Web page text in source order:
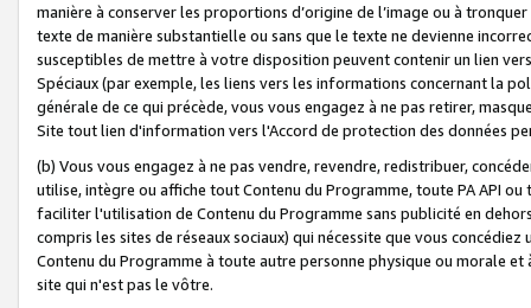
manière à conserver les proportions d’origine de l’image ou à
texte de manière substantielle ou sans que le texte ne devienne
susceptibles de mettre à votre disposition peuvent contenir un lien
Spéciaux (par exemple, les liens vers les informations concernant la
générale de ce qui précède, vous vous engagez à ne pas retirer,
Site tout lien d'information vers l'Accord de protection des données
(b) Vous vous engagez à ne pas vendre, revendre, redistribuer,
utilise, intègre ou affiche tout Contenu du Programme, toute PA API
faciliter l'utilisation de Contenu du Programme sans publicité en
compris les sites de réseaux sociaux) qui nécessite que vous
Contenu du Programme à toute autre personne physique ou morale
site qui n'est pas le vôtre.